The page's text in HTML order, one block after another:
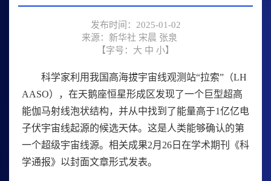
发布时间：2025-01-02
来源：新华社 宋晨 张泉
【字号： 大 中 小】
科学家利用我国高海拔宇宙线观测站“拉索”（LH
AASO），在天鹅座恒星形成区发现了一个巨型超高
能伽马射线泡状结构，并从中找到了能量高于1亿亿电
子伏宇宙线起源的候选天体。这是人类能够确认的第
一个超级宇宙线源。相关成果2月26日在学术期刊《科
学通报》以封面文章形式发表。